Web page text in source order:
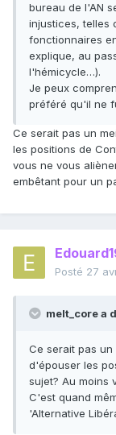
bureau de l'AN
injustices, telles
fonctionnaires
explique, au
l'hémicycle…).
Je peux
préféré qu'il ne
Ce serait pas un
les positions de
vous ne vous
embêtant pour un
Posté 27
melt_core a
Ce serait pas
d'épouser les
sujet? Au moins
C'est quand
'Alternative